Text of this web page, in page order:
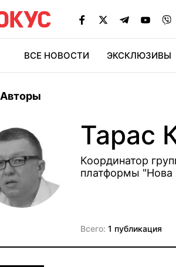
ВСЕ НОВОСТИ ЭКСКЛЮЗИВЫ
Авторы
Тарас
Координатор
платформы "Нова
Всего: 1 публикация